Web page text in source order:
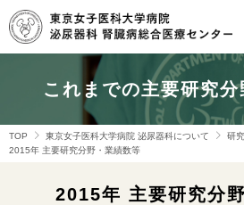
これまでの主要研究
TOP 東京女子医科大学病院 泌尿器科について
研
2015年 主要研究分野・業績数等
2015年 主要研究分